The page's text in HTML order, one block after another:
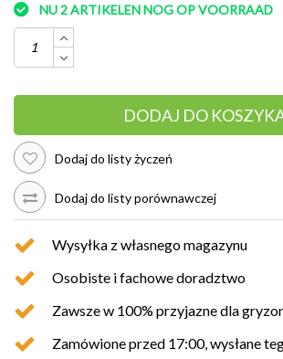
NU 2 ARTIKELEN NOG OP VOORRAAD
DODAJ DO
Dodaj do listy życzeń
Dodaj do listy porównawczej
Wysyłka z własnego magazynu
Osobiste i fachowe doradztwo
Zawsze w 100% przyjazne dla
Zamówione przed 17:00, wysłane